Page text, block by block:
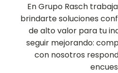
En Grupo Rasch
brindarte soluciones
de alto valor para tu
seguir mejorando:
con nosotros